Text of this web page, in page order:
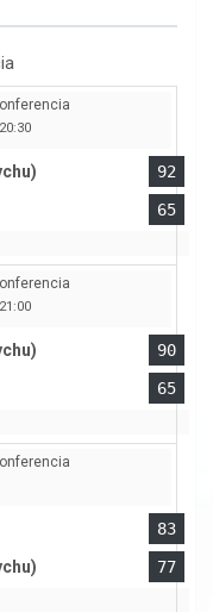
20:30
92
65
21:00
90
65
83
77